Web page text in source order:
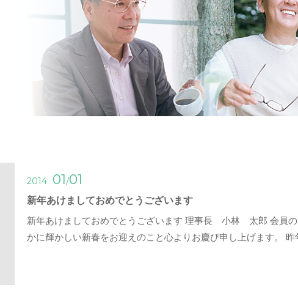
2014 01/01
新年あけましておめでとうございます
新年あけましておめでとうございます 理事長 小林 太郎 会員
かに輝かしい新春をお迎えのこと心よりお慶び申し上げます。